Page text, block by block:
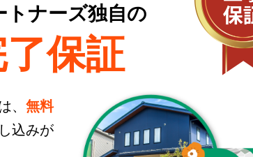
トナーズ独自の
保証
、 無料
込みが